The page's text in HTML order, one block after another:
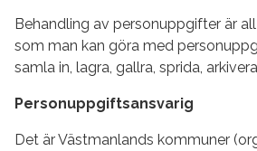
Behandling av personuppgifter är
som man kan göra med
samla in, lagra, gallra, sprida,
Personuppgiftsansvarig
Det är Västmanlands kommuner